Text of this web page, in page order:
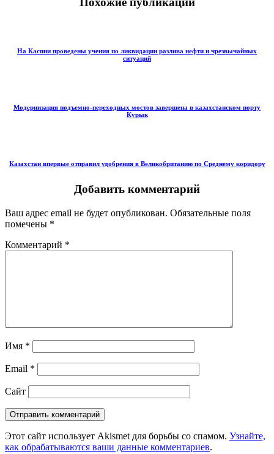
На Каспии проведены учения по ликвидации разлива нефти и чрезвычайных
ситуаций
Модернизация подъемно-переходных мостов завершена в казахстанском порту
Курык
Казахстан впервые отправил удобрения в Великобританию по Среднему коридору
Добавить комментарий
Ваш адрес email не будет опубликован. Обязательные поля
помечены *
Комментарий *
Имя *
Email *
Сайт
Этот сайт использует Akismet для борьбы со спамом. Узнайте,
как обрабатываются ваши данные комментариев.